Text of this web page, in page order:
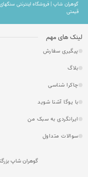
گوهران شاپ | فروشگاه اینترنتی سنگهای
قیمتی
لینک های مهم
پیگیری سفارش
بلاگ
چاکرا شناسی
با یوگا آشنا شوید
ایرانگردی به سبک من
سوالات متداول
گوهران شاپ